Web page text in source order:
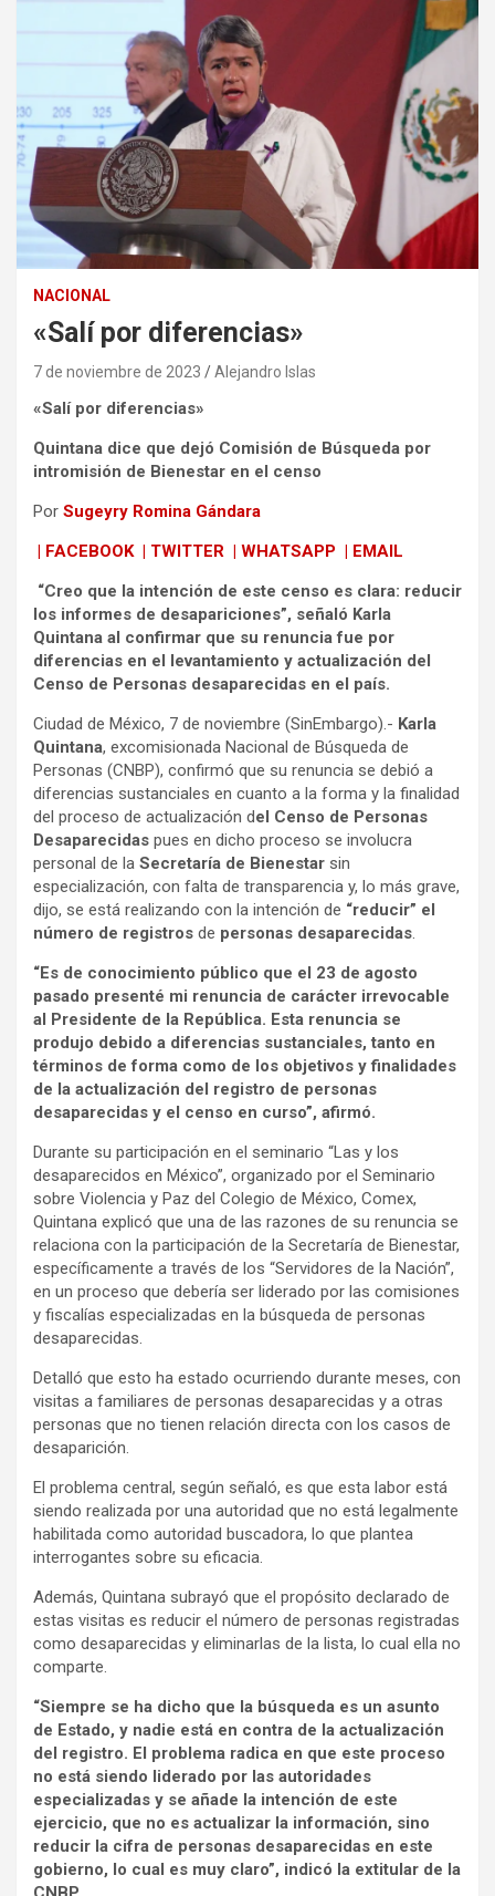
NACIONAL
«Salí por diferencias»
7 de noviembre de 2023 Alejandro Islas
«Salí por diferencias»
Quintana dice que dejó Comisión de Búsqueda por
intromisión de Bienestar en el censo
Por Sugeyry Romina Gándara
| FACEBOOK | TWITTER | WHATSAPP | EMAIL
“Creo que la intención de este censo es clara: reducir
los informes de desapariciones”, señaló Karla
Quintana al confirmar que su renuncia fue por
diferencias en el levantamiento y actualización del
Censo de Personas desaparecidas en el país.
Ciudad de México, 7 de noviembre (SinEmbargo).- Karla
Quintana, excomisionada Nacional de Búsqueda de
Personas (CNBP), confirmó que su renuncia se debió a
diferencias sustanciales en cuanto a la forma y la finalidad
del proceso de actualización del Censo de Personas
Desaparecidas pues en dicho proceso se involucra
personal de la Secretaría de Bienestar sin
especialización, con falta de transparencia y, lo más grave,
dijo, se está realizando con la intención de “reducir” el
número de registros de personas desaparecidas.
“Es de conocimiento público que el 23 de agosto
pasado presenté mi renuncia de carácter irrevocable
al Presidente de la República. Esta renuncia se
produjo debido a diferencias sustanciales, tanto en
términos de forma como de los objetivos y finalidades
de la actualización del registro de personas
desaparecidas y el censo en curso”, afirmó.
Durante su participación en el seminario “Las y los
desaparecidos en México”, organizado por el Seminario
sobre Violencia y Paz del Colegio de México, Comex,
Quintana explicó que una de las razones de su renuncia se
relaciona con la participación de la Secretaría de Bienestar,
específicamente a través de los “Servidores de la Nación”,
en un proceso que debería ser liderado por las comisiones
y fiscalías especializadas en la búsqueda de personas
desaparecidas.
Detalló que esto ha estado ocurriendo durante meses, con
visitas a familiares de personas desaparecidas y a otras
personas que no tienen relación directa con los casos de
desaparición.
El problema central, según señaló, es que esta labor está
siendo realizada por una autoridad que no está legalmente
habilitada como autoridad buscadora, lo que plantea
interrogantes sobre su eficacia.
Además, Quintana subrayó que el propósito declarado de
estas visitas es reducir el número de personas registradas
como desaparecidas y eliminarlas de la lista, lo cual ella no
comparte.
“Siempre se ha dicho que la búsqueda es un asunto
de Estado, y nadie está en contra de la actualización
del registro. El problema radica en que este proceso
no está siendo liderado por las autoridades
especializadas y se añade la intención de este
ejercicio, que no es actualizar la información, sino
reducir la cifra de personas desaparecidas en este
gobierno, lo cual es muy claro”, indicó la extitular de la